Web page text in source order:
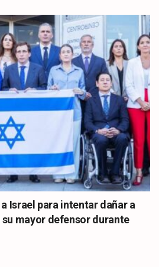
Israel para intentar dañar a
su mayor defensor durante